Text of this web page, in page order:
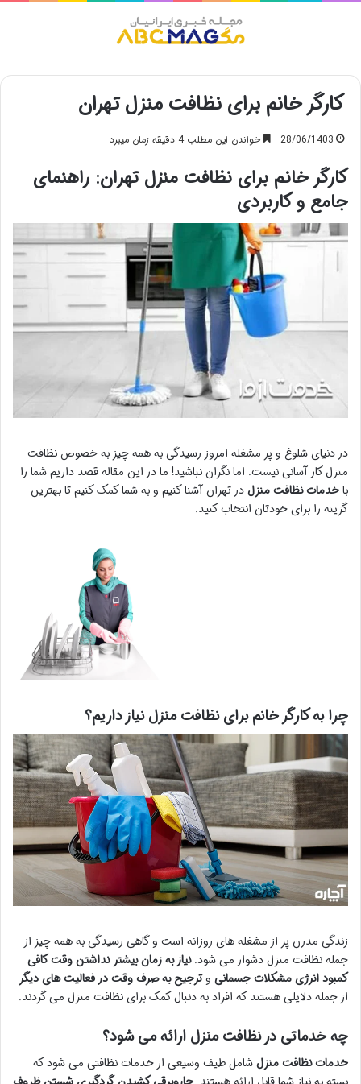
کارگر خانم برای نظافت منزل تهران
28/06/1403 خواندن این مطلب 4 دقیقه زمان میبرد
کارگر خانم برای نظافت منزل تهران: راهنمای
جامع و کاربردی
در دنیای شلوغ و پر مشغله امروز رسیدگی به همه چیز به خصوص نظافت
منزل کار آسانی نیست. اما نگران نباشید! ما در این مقاله قصد داریم شما را
باخدمات نظافت منزلدر تهران آشنا کنیم و به شما کمک کنیم تا بهترین
گزینه را برای خودتان انتخاب کنید.
چرا به کارگر خانم برای نظافت منزل نیاز داریم؟
زندگی مدرن پر از مشغله های روزانه است و گاهی رسیدگی به همه چیز از
جمله نظافت منزل دشوار می شود.نیاز به زمان بیشتر نداشتن وقت کافی
کمبود انرژیمشکلات جسمانی وترجیح به صرف وقت در فعالیت های دیگر
از جمله دلایلی هستند که افراد به دنبال کمک برای نظافت منزل می گردند.
چه خدماتی در نظافت منزل ارائه می شود؟
خدمات نظافت منزلشامل طیف وسیعی از خدمات نظافتی می شود که